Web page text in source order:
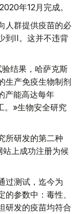
年12月完成。
人群提供疫苗的必
到II。这并不违背
结果，哈萨克斯
生产免疫生物制剂
产能高达每年
。»生物安全研究
所研发的第二种
上成功注册为候
过测试，迄今为
参数中：毒性、
研发的疫苗均符合